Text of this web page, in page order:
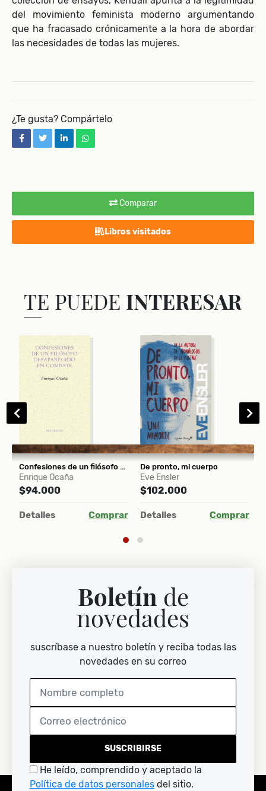
Comparar
Libros visitados
del movimiento feminista moderno argumentando
que ha fracasado crónicamente a la hora de abordar
las necesidades de todas las mujeres.
¿Te gusta? Compártelo
facebooktwitterlinkedinwhatsapp
TE PUEDE INTERESAR
Confesiones de un filósofo desaparecido en combate
Enrique Ocaña
$94.000
Detalles Comprar
De pronto, mi cuerpo
Eve Ensler
$102.000
Detalles Comprar
Boletín de
novedades
suscríbase a nuestro boletín y reciba todas las
novedades en su correo
SUSCRIBIRSE
He leído, comprendido y aceptado la
Política de datos personales del sitio.